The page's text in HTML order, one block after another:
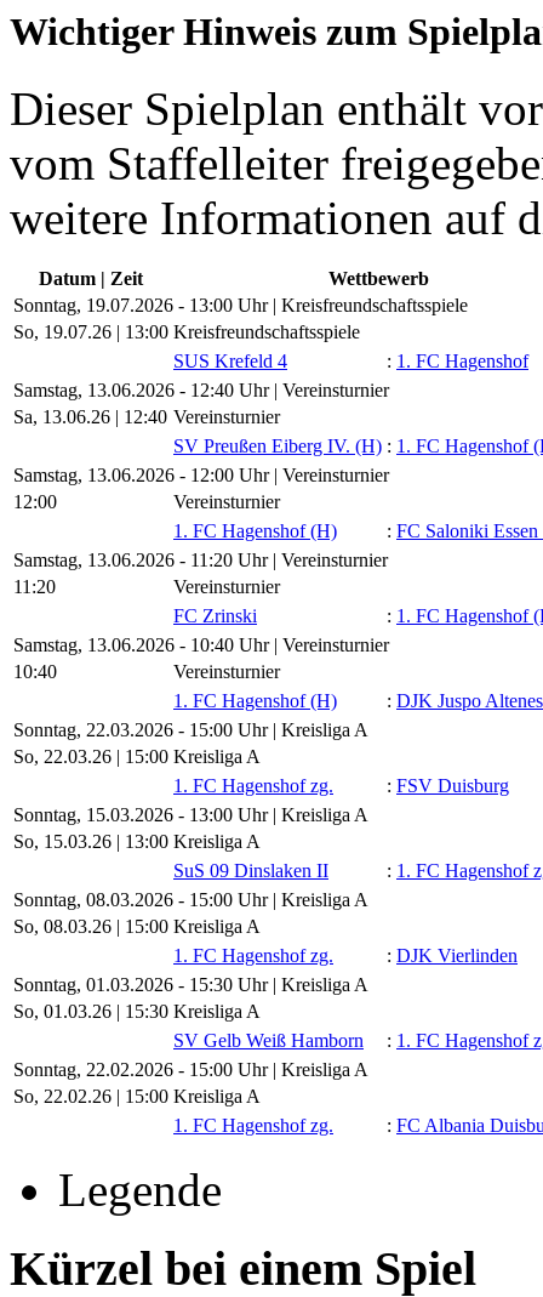
Wichtiger Hinweis zum
Dieser Spielplan enthält
vom Staffelleiter
weitere Informationen auf
Datum | Zeit
Wettbewerb
Sonntag, 19.07.2026 - 13:00 Uhr | Kreisfreundschaftsspiele
So, 19.07.26 | 13:00 Kreisfreundschaftsspiele
SUS Krefeld 4
: 1. FC Hagenshof
Samstag, 13.06.2026 - 12:40 Uhr | Vereinsturnier
Sa, 13.06.26 | 12:40 Vereinsturnier
SV Preußen Eiberg IV. (H) : 1. FC Hagenshof
Samstag, 13.06.2026 - 12:00 Uhr | Vereinsturnier
12:00
Vereinsturnier
1. FC Hagenshof (H)
: FC Saloniki
Samstag, 13.06.2026 - 11:20 Uhr | Vereinsturnier
11:20
Vereinsturnier
FC Zrinski
: 1. FC Hagenshof
Samstag, 13.06.2026 - 10:40 Uhr | Vereinsturnier
10:40
Vereinsturnier
1. FC Hagenshof (H)
: DJK Juspo
Sonntag, 22.03.2026 - 15:00 Uhr | Kreisliga A
So, 22.03.26 | 15:00 Kreisliga A
1. FC Hagenshof zg.
: FSV Duisburg
Sonntag, 15.03.2026 - 13:00 Uhr | Kreisliga A
So, 15.03.26 | 13:00 Kreisliga A
SuS 09 Dinslaken II
: 1. FC Hagenshof
Sonntag, 08.03.2026 - 15:00 Uhr | Kreisliga A
So, 08.03.26 | 15:00 Kreisliga A
1. FC Hagenshof zg.
: DJK Vierlinden
Sonntag, 01.03.2026 - 15:30 Uhr | Kreisliga A
So, 01.03.26 | 15:30 Kreisliga A
SV Gelb Weiß Hamborn
: 1. FC Hagenshof
Sonntag, 22.02.2026 - 15:00 Uhr | Kreisliga A
So, 22.02.26 | 15:00 Kreisliga A
1. FC Hagenshof zg.
: FC Albania
Legende
Kürzel bei einem Spiel